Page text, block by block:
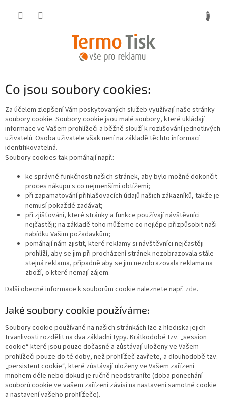
Co jsou soubory cookies:
Za účelem zlepšení Vám poskytovaných služeb využívají naše stránky
soubory cookie. Soubory cookie jsou malé soubory, které ukládají
informace ve Vašem prohlížeči a běžně slouží k rozlišování jednotlivých
uživatelů. Osoba uživatele však není na základě těchto informací
identifikovatelná.
Soubory cookies tak pomáhají např.:
ke správné funkčnosti našich stránek, aby bylo možné dokončit
proces nákupu s co nejmenšími obtížemi;
při zapamatování přihlašovacích údajů našich zákazníků, takže je
nemusí pokaždé zadávat;
při zjišťování, které stránky a funkce používají návštěvníci
nejčastěji; na základě toho můžeme co nejlépe přizpůsobit naši
nabídku Vašim požadavkům;
pomáhají nám zjistit, které reklamy si návštěvníci nejčastěji
prohlíží, aby se jim při procházení stránek nezobrazovala stále
stejná reklama, případně aby se jim nezobrazovala reklama na
zboží, o které nemají zájem.
Další obecné informace k souborům cookie naleznete např. zde.
Jaké soubory cookie používáme:
Soubory cookie používané na našich stránkách lze z hlediska jejich
trvanlivosti rozdělit na dva základní typy. Krátkodobé tzv. „session
cookie“ které jsou pouze dočasné a zůstávají uloženy ve Vašem
prohlížeči pouze do té doby, než prohlížeč zavřete, a dlouhodobě tzv.
„persistent cookie“, které zůstávají uloženy ve Vašem zařízení
mnohem déle nebo dokud je ručně neodstraníte (doba ponechání
souborů cookie ve vašem zařízení závisí na nastavení samotné cookie
a nastavení vašeho prohlížeče).